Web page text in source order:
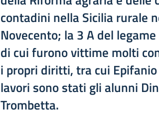
contadini nella Sicilia rurale
Novecento; la 3 A del
di cui furono vittime molti
i propri diritti, tra cui
lavori sono stati gli alunni
Trombetta.